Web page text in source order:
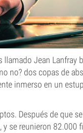
llamado Jean Lanfray
no? dos copas de
inmerso en un
Después de que
se reunieron 82.000